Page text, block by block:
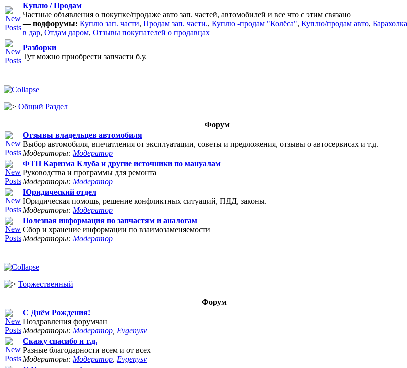
Куплю / Продам
Частные объявления о покупке/продаже авто зап. частей, автомобилей и все что с этим связано
— подфорумы: Куплю зап. части, Продам зап. части., Куплю -продам "Колёса", Куплю/продам авто, Барахолка
в дар, Отдам даром, Отзывы покупателей о продавцах
Разборки
Тут можно приобрести запчасти б.у.
Общий Раздел
Форум
Отзывы владельцев автомобиля
Выбор автомобиля, впечатления от эксплуатации, советы и предложения, отзывы о автосервисах и т.д.
Модераторы: Модератор
ФТП Каризма Клуба и другие источники по мануалам
Руководства и программы для ремонта
Модераторы: Модератор
Юридический отдел
Юридическая помощь, решение конфликтных ситуаций, ПДД, законы.
Модераторы: Модератор
Полезная информация по запчастям и аналогам
Сбор и хранение информации по взаимозаменяемости
Модераторы: Модератор
Торжественный
Форум
С Днём Рождения!
Поздравления форумчан
Модераторы: Модератор Evgenysv
Скажу спасибо и т.д.
Разные благодарности всем и от всех
Модераторы: Модератор Evgenysv